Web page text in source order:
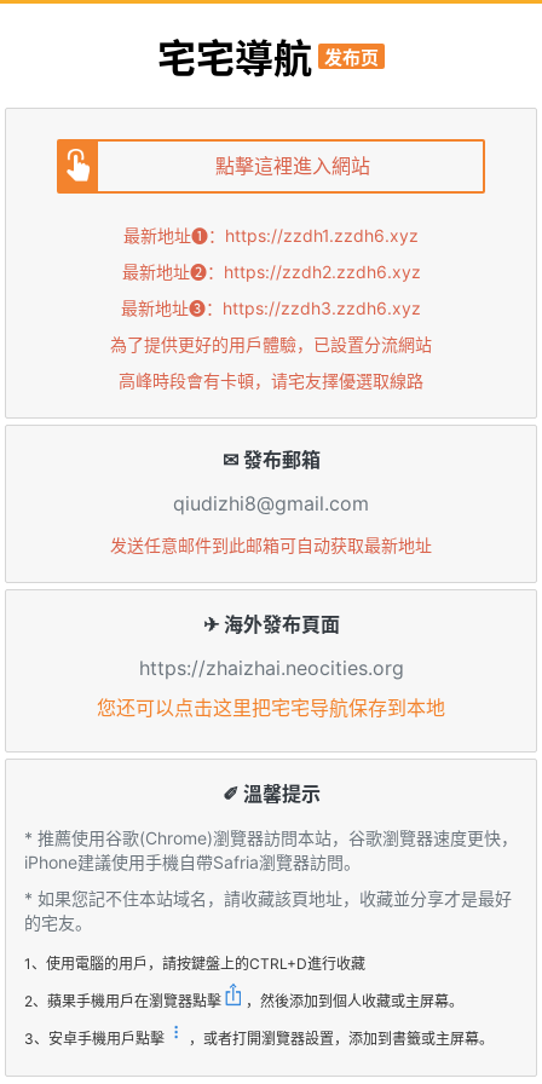
宅宅導航 发布页
點擊這裡進入網站
最新地址➊： https://zzdh1.zzdh6.xyz
最新地址➋： https://zzdh2.zzdh6.xyz
最新地址➌： https://zzdh3.zzdh6.xyz
為了提供更好的用戶體驗，已設置分流網站
高峰時段會有卡頓，请宅友擇優選取線路
✉ 發布郵箱
qiudizhi8@gmail.com
发送任意邮件到此邮箱可自动获取最新地址
✈ 海外發布頁面
https://zhaizhai.neocities.org
您还可以点击这里把宅宅导航保存到本地
✐ 溫馨提示
* 推薦使用谷歌(Chrome)瀏覽器訪問本站，谷歌瀏覽器速度更快，
iPhone建議使用手機自帶Safria瀏覽器訪問。
* 如果您記不住本站域名，請收藏該頁地址，收藏並分享才是最好
的宅友。
1、使用電腦的用戶，請按鍵盤上的CTRL+D進行收藏
2、蘋果手機用戶在瀏覽器點擊 ，然後添加到個人收藏或主屏幕。
3、安卓手機用戶點擊 ，或者打開瀏覽器設置，添加到書籤或主屏幕。